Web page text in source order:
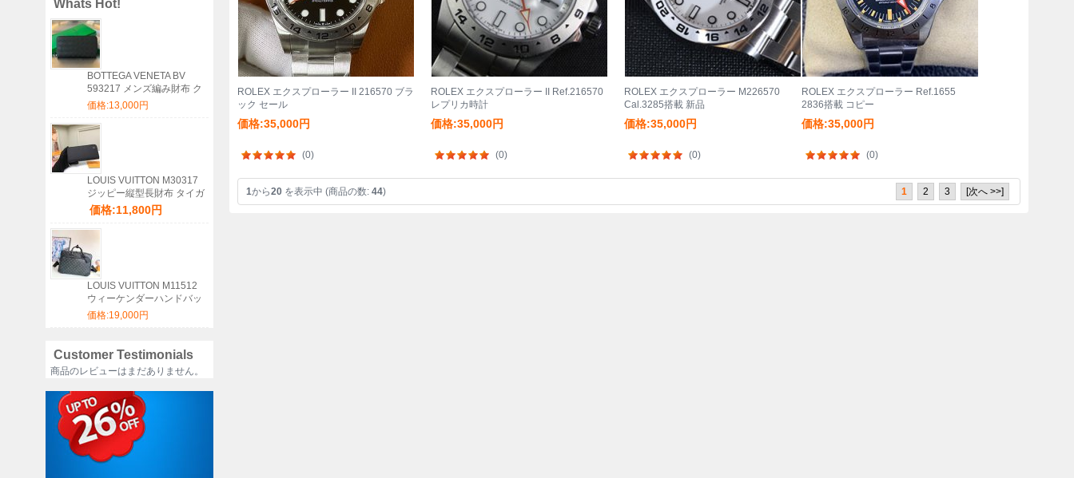
Whats Hot!
BOTTEGA VENETA BV
593217 メンズ編み財布 ク
ラシック編み牛皮 19x10cm
価格:13,000円
LOUIS VUITTON M30317
ジッピー縦型長財布 タイガ
ブラック サイズ:20x10cm
価格:11,800円
LOUIS VUITTON M11512
ウィーケンダーハンドバッ
グ サイズ:46x31x18cm
価格:19,000円
Customer Testimonials
商品のレビューはまだありません。
ROLEX エクスプローラー II 216570 ブラ
ック セール
価格:35,000円
(0)
ROLEX エクスプローラー II Ref.216570
レプリカ時計
価格:35,000円
(0)
ROLEX エクスプローラー M226570
Cal.3285搭載 新品
価格:35,000円
(0)
ROLEX エクスプローラー Ref.1655
2836搭載 コピー
価格:35,000円
(0)
1から20 を表示中 (商品の数: 44) 1 2 3 [次へ >>]